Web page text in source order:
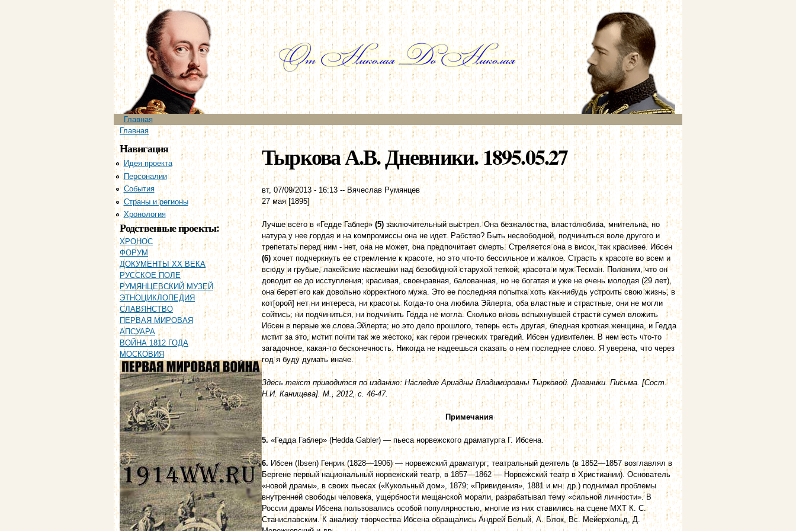
Перейти к
основному
содержанию
Главное меню
Главная
Вы здесь
Главная
Навигация
Идея проекта
Персоналии
События
Страны и регионы
Хронология
Родственные проекты:
ХРОНОС
ФОРУМ
ДОКУМЕНТЫ XX ВЕКА
РУССКОЕ ПОЛЕ
РУМЯНЦЕВСКИЙ МУЗЕЙ
ЭТНОЦИКЛОПЕДИЯ
СЛАВЯНСТВО
ПЕРВАЯ МИРОВАЯ
АПСУАРА
ВОЙНА 1812 ГОДА
МОСКОВИЯ
Тыркова А.В. Дневники. 1895.05.27
вт, 07/09/2013 - 16:13--Вячеслав Румянцев
27 мая [1895]
Лучше всего в «Гедде Габлер»(5) заключительный выстрел. Она безжалостна, властолюбива, мнительна, но
натура у нее гордая и на компромиссы она не идет. Рабство? Быть несвободной, подчиниться воле другого и
трепетать перед ним - нет, она не может, она предпочитает смерть. Стреляется она в висок, так красивее. Ибсен
(6) хочет подчеркнуть ее стремление к красоте, но это что-то бессильное и жалкое. Страсть к красоте во всем и
всюду и грубые, лакейские насмешки над безобидной старухой теткой; красота и муж Тесман. Положим, что он
доводит ее до исступления; красивая, своенравная, балованная, но не богатая и уже не очень молодая (29 лет),
она берет его как довольно корректного мужа. Это ее последняя попытка хоть как-нибудь устроить свою жизнь, в
кот[орой] нет ни интереса, ни красоты. Когда-то она любила Эйлерта, оба властные и страстные, они не могли
сойтись; ни подчиниться, ни подчинить Гедда не могла. Сколько вновь вспыхнувшей страсти сумел вложить
Ибсен в первые же слова Эйлерта; но это дело прошлого, теперь есть другая, бледная кроткая женщина, и Гедда
мстит за это, мстит почти так же жестоко, как герои греческих трагедий. Ибсен удивителен. В нем есть что-то
загадочное, какая-то бесконечность. Никогда не надеешься сказать о нем последнее слово. Я уверена, что через
год я буду думать иначе.
Здесь текст приводится по изданию: Наследие Ариадны Владимировны Тырковой. Дневники. Письма. [Сост.
Н.И. Канищева]. М., 2012, с. 46-47.
Примечания
5.«Гедда Габлер» (Hedda Gabler) — пьеса норвежского драматурга Г. Ибсена.
6.Ибсен (Ibsen) Генрик (1828—1906) — норвежский драматург; театральный деятель (в 1852—1857 возглавлял в
Бергене первый национальный норвежский театр, в 1857—1862 — Норвежский театр в Христиании). Основатель
«новой драмы», в своих пьесах («Кукольный дом», 1879; «Привидения», 1881 и мн. др.) поднимал проблемы
внутренней свободы человека, ущербности мещанской морали, разрабатывал тему «сильной личности». В
России драмы Ибсена пользовались особой популярностью, многие из них ставились на сцене МХТ К. С.
Станиславским. К анализу творчества Ибсена обращались Андрей Белый, А. Блок, Вс. Мейерхольд, Д.